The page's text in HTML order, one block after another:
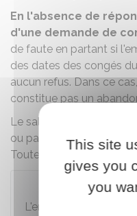
En l'absence de
d'une demande de
de faute en partant si
des dates des congés
aucun refus. Dans ce
constitue pas un
Le salarié peut
ou partie de ses
Toutefois, l'employeur
L'employeur ne peut
This site
gives you
you